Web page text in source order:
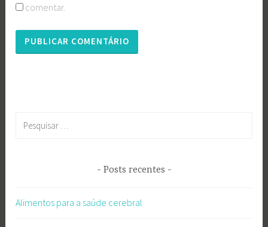
comentar.
Posts recentes
Alimentos para a saúde cerebral